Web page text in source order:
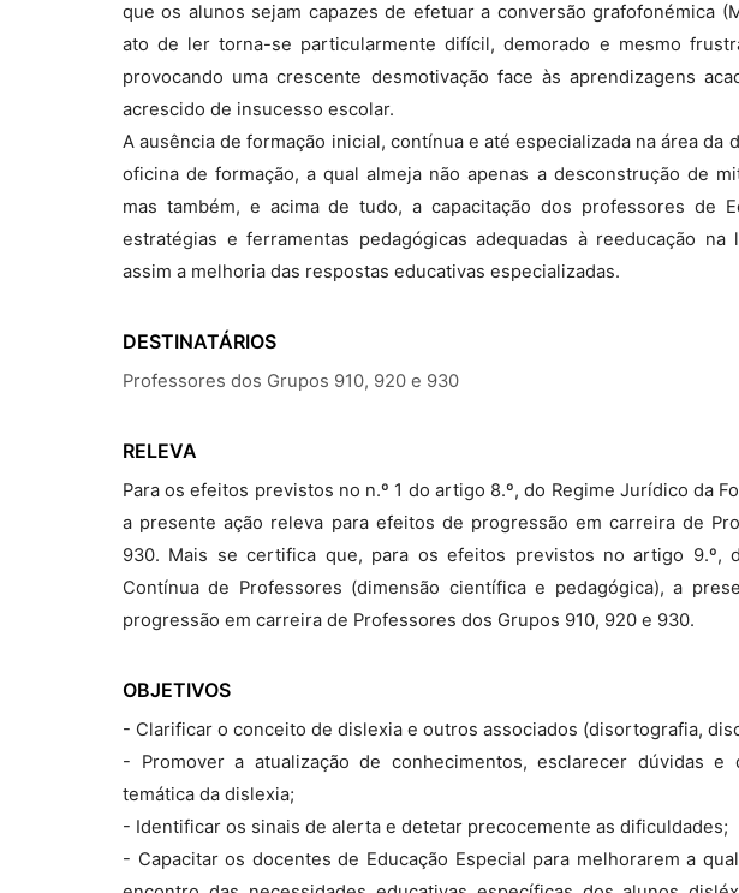
que os alunos sejam capazes de efetuar a conversão grafofonémica
ato de ler torna-se particularmente difícil, demorado e mesmo
provocando uma crescente desmotivação face às aprendizagens
acrescido de insucesso escolar.
A ausência de formação inicial, contínua e até especializada na área da
oficina de formação, a qual almeja não apenas a desconstrução de
mas também, e acima de tudo, a capacitação dos professores de
estratégias e ferramentas pedagógicas adequadas à reeducação
assim a melhoria das respostas educativas especializadas.
DESTINATÁRIOS
Professores dos Grupos 910, 920 e 930
RELEVA
Para os efeitos previstos no n.º 1 do artigo 8.º, do Regime Jurídico da
a presente ação releva para efeitos de progressão em carreira de
930. Mais se certifica que, para os efeitos previstos no artigo 9.º,
Contínua de Professores (dimensão científica e pedagógica), a
progressão em carreira de Professores dos Grupos 910, 920 e 930.
OBJETIVOS
- Clarificar o conceito de dislexia e outros associados (disortografia,
- Promover a atualização de conhecimentos, esclarecer dúvidas
temática da dislexia;
- Identificar os sinais de alerta e detetar precocemente as dificuldades;
- Capacitar os docentes de Educação Especial para melhorarem a